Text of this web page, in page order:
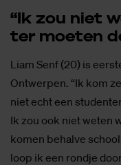
“Ik zou niet
ter moe­ten
Liam Senf (20) is
Ontwerpen. “Ik kom
niet echt een
Ik zou ook niet weten
komen behalve
loop ik een rondje